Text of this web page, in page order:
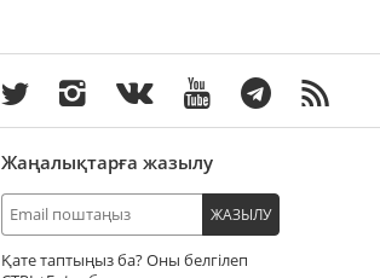
Жаңалықтарға жазылу
ЖАЗЫЛУ
Қате таптыңыз ба? Оны белгілеп